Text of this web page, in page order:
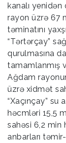
kanalı
rayon üzrə 67
təminatını
“Tərtərçay”
qurulmasına
tamamlanmış
Ağdam
üzrə xidmət
“Xaçınçay” su
həcmləri 15,5
sahəsi 6,2 min
anbarları